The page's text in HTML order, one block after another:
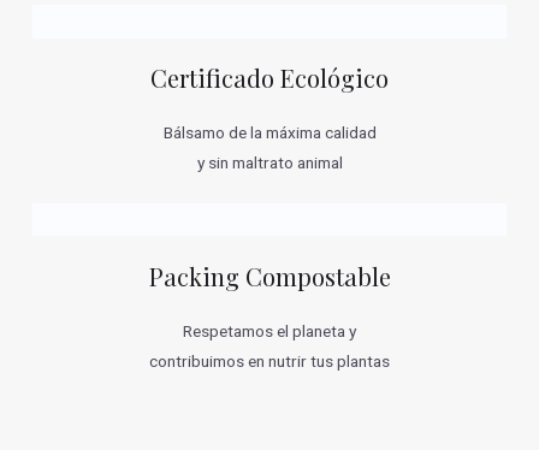
Certificado Ecológico
Bálsamo de la máxima calidad
y sin maltrato animal
Packing Compostable
Respetamos el planeta y
contribuimos en nutrir tus plantas